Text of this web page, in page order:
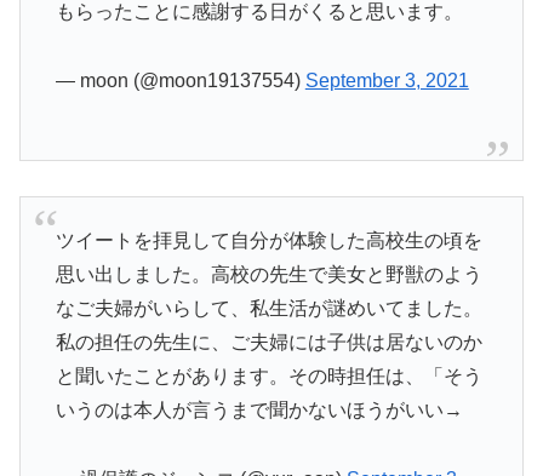
もらったことに感謝する日がくると思います。
— moon (@moon19137554) September 3, 2021
ツイートを拝見して自分が体験した高校生の頃を
思い出しました。高校の先生で美女と野獣のよう
なご夫婦がいらして、私生活が謎めいてました。
私の担任の先生に、ご夫婦には子供は居ないのか
と聞いたことがあります。その時担任は、「そう
いうのは本人が言うまで聞かないほうがいい→